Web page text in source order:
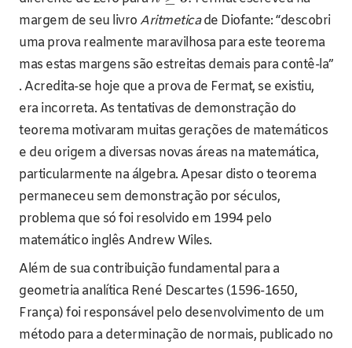
margem de seu livro Aritmeticade Diofante: “descobri
uma prova realmente maravilhosa para este teorema
mas estas margens são estreitas demais para contê-la”
. Acredita-se hoje que a prova de Fermat, se existiu,
era incorreta. As tentativas de demonstração do
teorema motivaram muitas gerações de matemáticos
e deu origem a diversas novas áreas na matemática,
particularmente na álgebra. Apesar disto o teorema
permaneceu sem demonstração por séculos,
problema que só foi resolvido em 1994 pelo
matemático inglês Andrew Wiles.
Além de sua contribuição fundamental para a
geometria analítica René Descartes (1596-1650,
França) foi responsável pelo desenvolvimento de um
método para a determinação de normais, publicado no